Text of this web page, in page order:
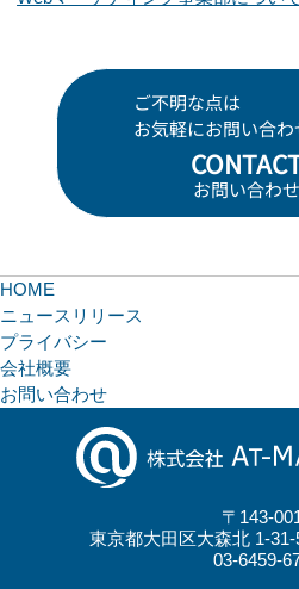
ご不明な点は
お気軽にお問い合わ
お問い合わせ
HOME
ニュースリリース
プライバシー
会社概要
お問い合わせ
〒143-
東京都大田区大森北 1-
03-6459-